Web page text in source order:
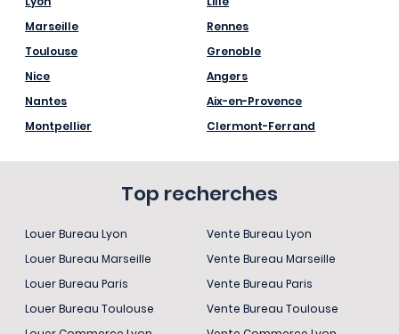
Marseille
Toulouse
Nice
Nantes
Montpellier
Rennes
Grenoble
Angers
Aix-en-Provence
Clermont-Ferrand
Top recherches
Louer Bureau Lyon
Louer Bureau Marseille
Louer Bureau Paris
Louer Bureau Toulouse
Vente Bureau Lyon
Vente Bureau Marseille
Vente Bureau Paris
Vente Bureau Toulouse